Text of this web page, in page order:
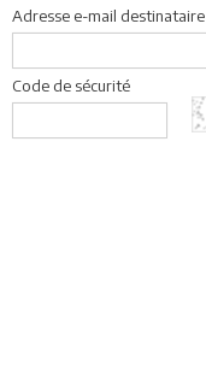
Adresse e-mail destinataire
Code de sécurité